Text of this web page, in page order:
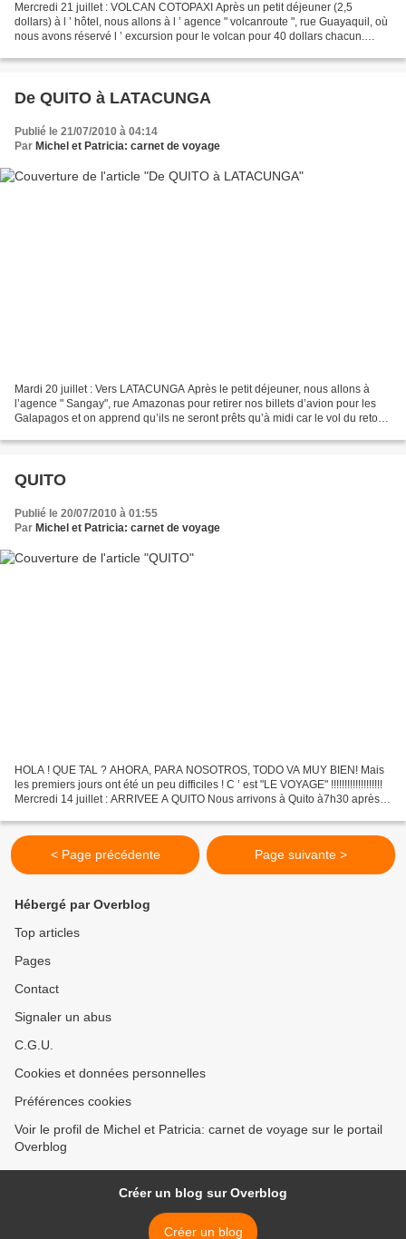
Mercredi 21 juillet : VOLCAN COTOPAXI Après un petit déjeuner (2,5
dollars) à l ’ hôtel, nous allons à l ’ agence " volcanroute ", rue Guayaquil, où
nous avons réservé l ’ excursion pour le volcan pour 40 dollars chacun.
De QUITO à LATACUNGA
Publié le 21/07/2010 à 04:14
Par Michel et Patricia: carnet de voyage
Mardi 20 juillet : Vers LATACUNGA Après le petit déjeuner, nous allons à
l’agence " Sangay", rue Amazonas pour retirer nos billets d’avion pour les
Galapagos et on apprend qu’ils ne seront prêts qu’à midi car le vol du retour
QUITO
Publié le 20/07/2010 à 01:55
Par Michel et Patricia: carnet de voyage
HOLA ! QUE TAL ? AHORA, PARA NOSOTROS, TODO VA MUY BIEN! Mais
les premiers jours ont été un peu difficiles ! C ’ est "LE VOYAGE" !!!!!!!!!!!!!!!!!!!
Mercredi 14 juillet : ARRIVEE A QUITO Nous arrivons à Quito à7h30 après
< Page précédente Page suivante >
Hébergé par Overblog
Top articles
Pages
Contact
Signaler un abus
C.G.U.
Cookies et données personnelles
Préférences cookies
Voir le profil de Michel et Patricia: carnet de voyage sur le portail
Overblog
Créer un blog sur Overblog
Créer un blog